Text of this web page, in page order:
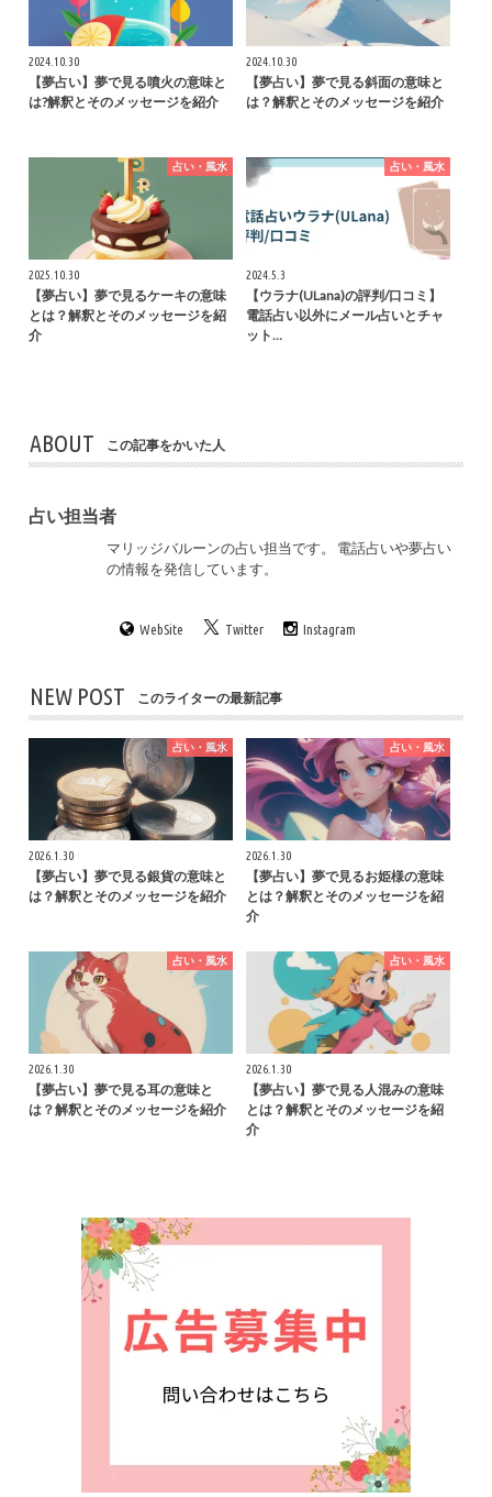
2024.10.30
【夢占い】夢で見る噴火の意味と
は?解釈とそのメッセージを紹介
2024.10.30
【夢占い】夢で見る斜面の意味と
は？解釈とそのメッセージを紹介
占い・風水
2025.10.30
【夢占い】夢で見るケーキの意味
とは？解釈とそのメッセージを紹
介
占い・風水
2024.5.3
【ウラナ(ULana)の評判/口コミ】
電話占い以外にメール占いとチャ
ット…
ABOUT この記事をかいた人
占い担当者
マリッジバルーンの占い担当です。 電話占いや夢占い
の情報を発信しています。
WebSite Twitter Instagram
NEW POST このライターの最新記事
占い・風水
2026.1.30
【夢占い】夢で見る銀貨の意味と
は？解釈とそのメッセージを紹介
占い・風水
2026.1.30
【夢占い】夢で見るお姫様の意味
とは？解釈とそのメッセージを紹
介
占い・風水
2026.1.30
【夢占い】夢で見る耳の意味と
は？解釈とそのメッセージを紹介
占い・風水
2026.1.30
【夢占い】夢で見る人混みの意味
とは？解釈とそのメッセージを紹
介